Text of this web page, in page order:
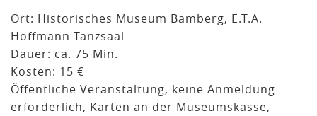
Ort: Historisches Museum Bamberg, E.T.A.
Hoffmann-Tanzsaal
Dauer: ca. 75 Min.
Kosten: 15 €
Öffentliche Veranstaltung, keine Anmeldung
erforderlich, Karten an der Museumskasse,